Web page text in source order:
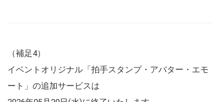
（補足4）
イベントオリジナル「拍手スタンプ・アバター・エモ
ート」の追加サービスは